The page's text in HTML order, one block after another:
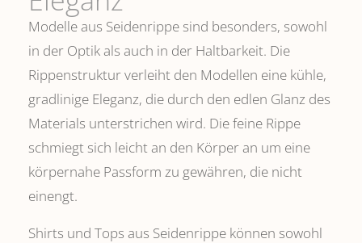
Modelle aus Seidenrippe sind besonders, sowohl
in der Optik als auch in der Haltbarkeit. Die
Rippenstruktur verleiht den Modellen eine kühle,
gradlinige Eleganz, die durch den edlen Glanz des
Materials unterstrichen wird. Die feine Rippe
schmiegt sich leicht an den Körper an um eine
körpernahe Passform zu gewähren, die nicht
einengt.
Shirts und Tops aus Seidenrippe können sowohl